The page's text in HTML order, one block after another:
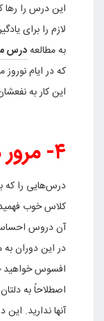
این درس را رها
لازم را برای
به مطالعهدرس
که در ایام
این کار به
۴- مرور دانسته‌ها
درس‌هایی را که
کلاس خوب
آن دروس احساس
در این دوران به
افسوس خواهید
اصطلاحاً به
آنها ندارید.